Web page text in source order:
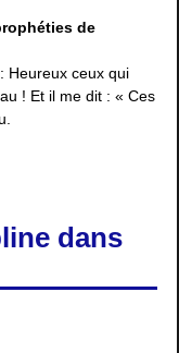
de
Heureux ceux qui
! Et il me dit : « Ces
dans